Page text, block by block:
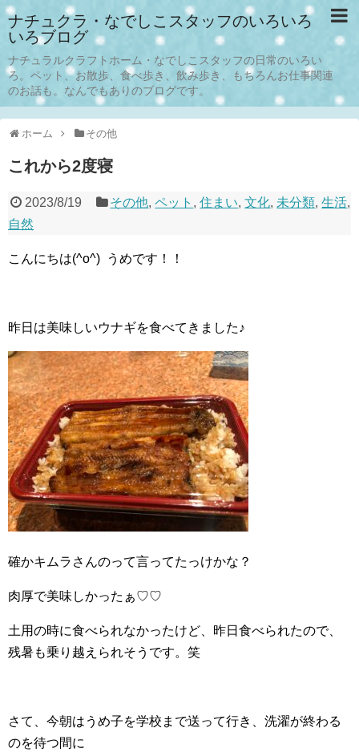
ナチュクラ・なでしこスタッフのいろいろ
いろブログ
ナチュラルクラフトホーム・なでしこスタッフの日常のいろい
ろ。ペット、お散歩、食べ歩き、飲み歩き、もちろんお仕事関連
のお話も。なんでもありのブログです。
ホーム その他
これから2度寝
2023/8/19 その他,ペット ,住まい,文化, 未分類,生活,
自然
こんにちは(^o^) うめです！！
昨日は美味しいウナギを食べてきました♪
確かキムラさんのって言ってたっけかな？
肉厚で美味しかったぁ♡♡
土用の時に食べられなかったけど、昨日食べられたので、
残暑も乗り越えられそうです。笑
さて、今朝はうめ子を学校まで送って行き、洗濯が終わる
のを待つ間に